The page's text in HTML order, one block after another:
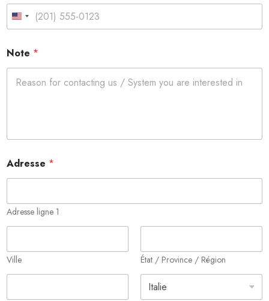
i
u
*
United States +1
Note *
Adresse *
Adresse ligne 1
Ville État / Province / Région